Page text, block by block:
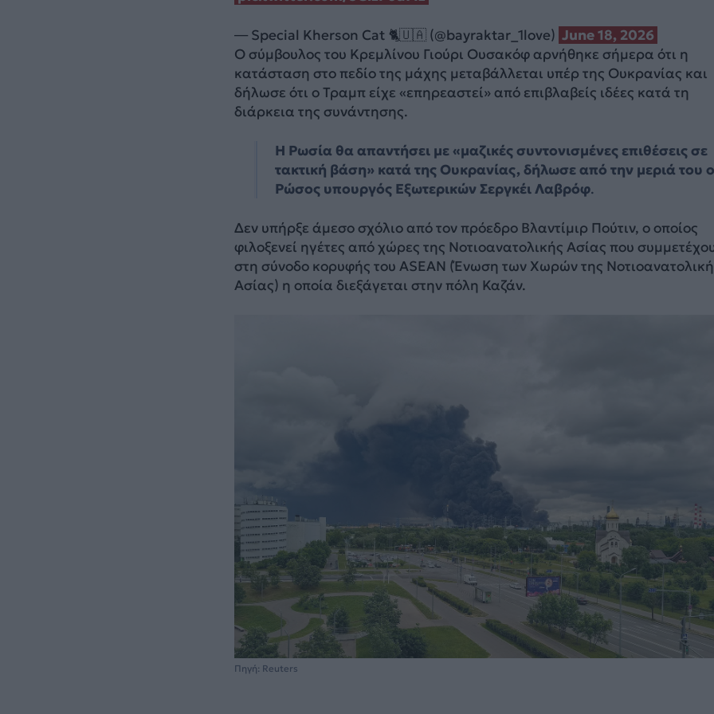
— Special Kherson Cat 🐈🇺🇦 (@bayraktar_1love) June 18, 2026
Ο σύμβουλος του Κρεμλίνου Γιούρι Ουσακόφ αρνήθηκε σήμερα ότι η
κατάσταση στο πεδίο της μάχης μεταβάλλεται υπέρ της Ουκρανίας και
δήλωσε ότι ο Τραμπ είχε «επηρεαστεί» από επιβλαβείς ιδέες κατά τη
διάρκεια της συνάντησης.
Η Ρωσία θα απαντήσει με «μαζικές συντονισμένες επιθέσεις σε
τακτική βάση» κατά της Ουκρανίας, δήλωσε από την μεριά του ο
Ρώσος υπουργός Εξωτερικών Σεργκέι Λαβρόφ.
Δεν υπήρξε άμεσο σχόλιο από τον πρόεδρο Βλαντίμιρ Πούτιν, ο οποίος
φιλοξενεί ηγέτες από χώρες της Νοτιοανατολικής Ασίας που
στη σύνοδο κορυφής του ASEAN (Ένωση των Χωρών της
Ασίας) η οποία διεξάγεται στην πόλη Καζάν.
Πηγή: Reuters